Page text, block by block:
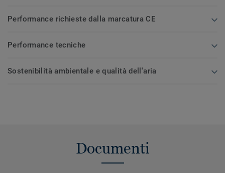
Performance richieste dalla marcatura CE
Performance tecniche
Sostenibilità ambientale e qualità dell'aria
Documenti